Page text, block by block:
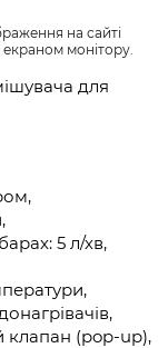
на сайті
монітору.
для
5 л/хв,
клапан (pop-up),